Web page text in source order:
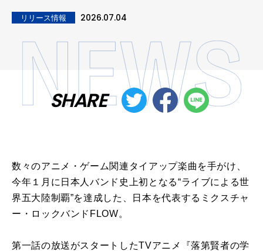
リリース情報 2026.07.04
SHARE
数々のアニメ・ゲーム関連タイアップ楽曲を手がけ、
今年１月に日本人バンド史上初となる“ライブによる世
界五大陸制覇”を達成した、日本を代表するミクスチャ
ー・ロックバンドFLOW。
第一話の放送がスタートしたTVアニメ『落第賢者の学